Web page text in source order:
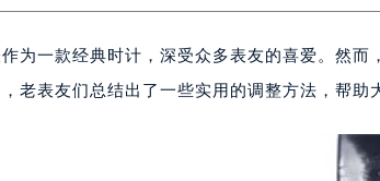
为一款经典时计，深受众多表友的喜爱。然
老表友们总结出了一些实用的调整方法，帮助